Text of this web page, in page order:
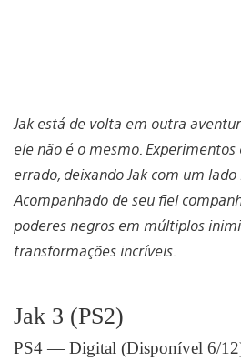
Jak está de volta em outra
ele não é o mesmo. Experimentos
errado, deixando Jak com um
Acompanhado de seu fiel
poderes negros em múltiplos
transformações incríveis.
Jak 3 (PS2)
PS4 — Digital (Disponível 6/